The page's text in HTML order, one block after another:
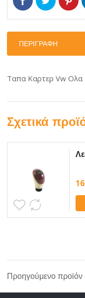
ΠΕΡΙΓΡΑΦΉ
Ταπα Καρτερ Vw Ολα
Σχετικά
Προηγούμενο προϊόν